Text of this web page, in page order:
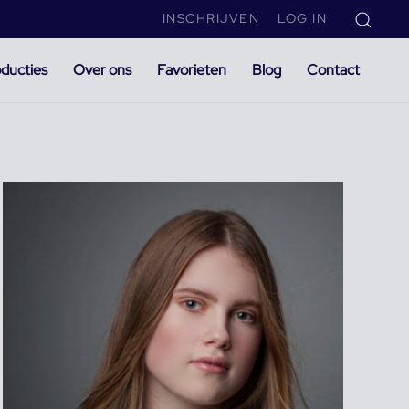
INSCHRIJVEN LOG IN
Over ons Favorieten Blog Contact